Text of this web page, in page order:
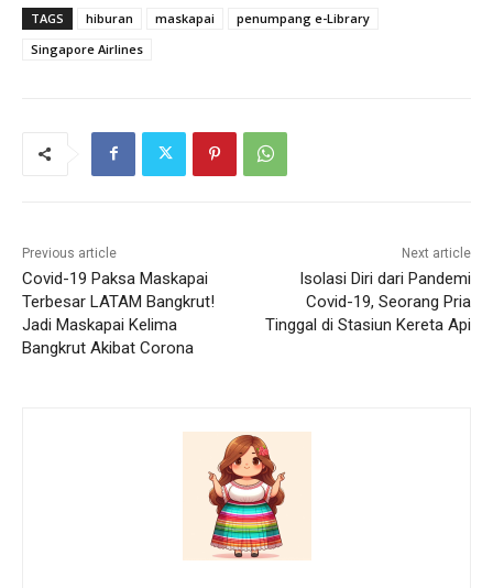
TAGS hiburan maskapai
penumpang e-Library
Singapore Airlines
Previous article
Covid-19 Paksa Maskapai
Terbesar LATAM Bangkrut!
Jadi Maskapai Kelima
Bangkrut Akibat Corona
Next article
Isolasi Diri dari Pandemi
Covid-19, Seorang Pria
Tinggal di Stasiun Kereta Api